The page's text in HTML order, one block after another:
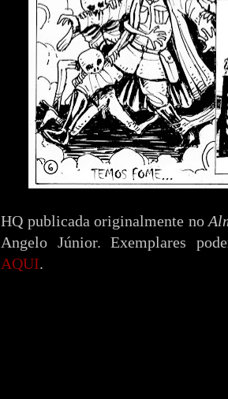
HQ publicada originalmente no
Angelo Júnior. Exemplares
AQUI.